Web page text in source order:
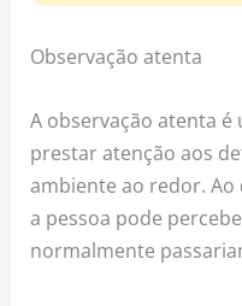
Observação atenta
A observação atenta
prestar atenção aos
ambiente ao redor. Ao
a pessoa pode
normalmente